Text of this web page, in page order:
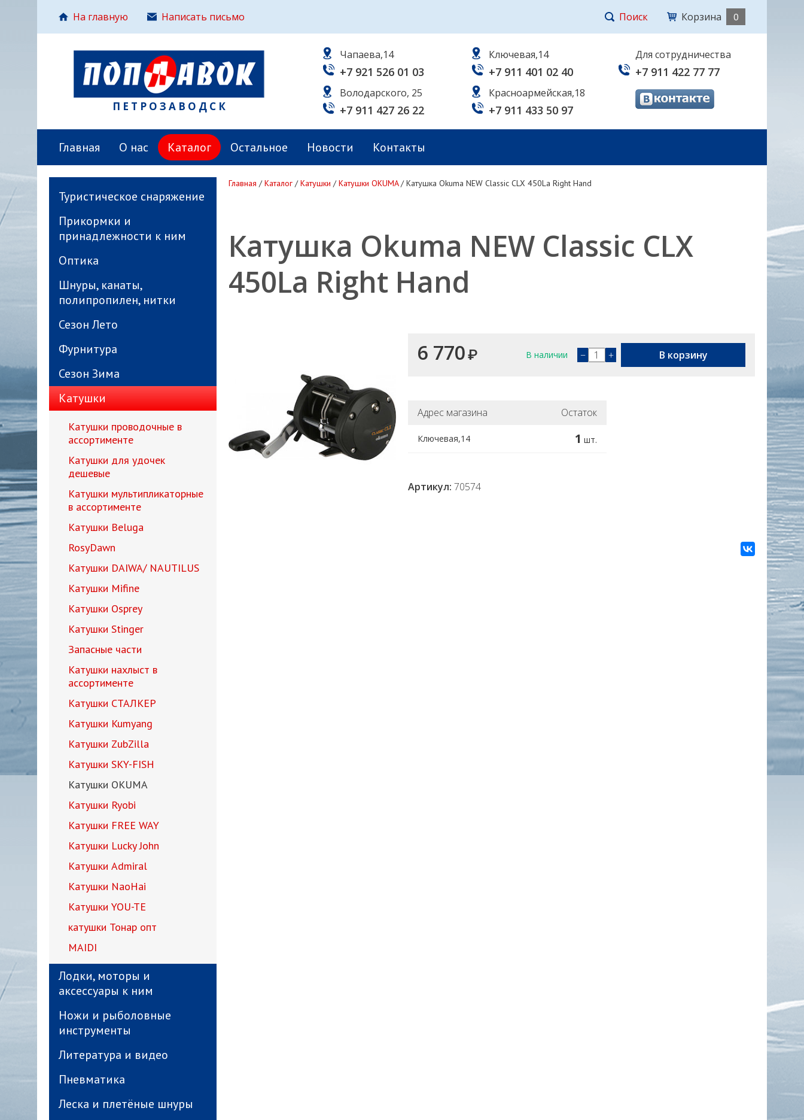
На главную Написать письмо Поиск Корзина 0
ПЕТРОЗАВОДСК
Чапаева,14
+7 921 526 01 03
Володарского, 25
+7 911 427 26 22
Ключевая,14
+7 911 401 02 40
Красноармейская,18
+7 911 433 50 97
Для сотрудничества
+7 911 422 77 77
Главная О нас Каталог Остальное Новости Контакты
Туристическое снаряжение
Прикормки и
принадлежности к ним
Оптика
Шнуры, канаты,
полипропилен, нитки
Сезон Лето
Фурнитура
Сезон Зима
Катушки
Катушки проводочные в
ассортименте
Катушки для удочек
дешевые
Катушки мультипликаторные
в ассортименте
Катушки Beluga
RosyDawn
Катушки DAIWA/ NAUTILUS
Катушки Mifine
Катушки Osprey
Катушки Stinger
Запасные части
Катушки нахлыст в
ассортименте
Катушки СТАЛКЕР
Катушки Kumyang
Катушки ZubZilla
Катушки SKY-FISH
Катушки OKUMA
Катушки Ryobi
Катушки FREE WAY
Катушки Lucky John
Катушки Admiral
Катушки NaoHai
Катушки YOU-TE
катушки Тонар опт
MAIDI
Лодки, моторы и
аксессуары к ним
Ножи и рыболовные
инструменты
Литература и видео
Пневматика
Леска и плетёные шнуры
Главная /Каталог /Катушки /Катушки OKUMA /Катушка Okuma NEW Classic CLX 450La Right Hand
Катушка Okuma NEW Classic CLX
450La Right Hand
6 770₽ В наличии − + В корзину
Адрес магазина Остаток
Ключевая,14 1 шт.
Артикул: 70574